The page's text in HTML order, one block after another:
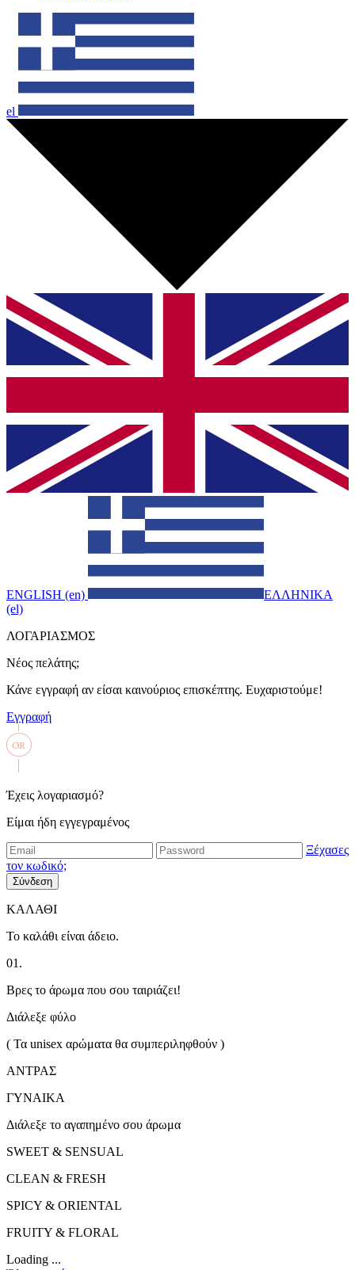
el
ENGLISH (en)
ΕΛΛΗΝΙΚΑ
(el)
ΛΟΓΑΡΙΑΣΜΟΣ
Νέος πελάτης;
Κάνε εγγραφή αν είσαι καινούριος επισκέπτης. Ευχαριστούμε!
Εγγραφή
Έχεις λογαριασμό?
Είμαι ήδη εγγεγραμένος
Ξέχασες
τον κωδικό;
Σύνδεση
ΚΑΛΑΘΙ
Το καλάθι είναι άδειο.
01.
Βρες το άρωμα που σου ταιριάζει!
Διάλεξε φύλο
( Τα unisex αρώματα θα συμπεριληφθούν )
ΑΝΤΡΑΣ
ΓΥΝΑΙΚΑ
Διάλεξε το αγαπημένο σου άρωμα
SWEET & SENSUAL
CLEAN & FRESH
SPICY & ORIENTAL
FRUITY & FLORAL
Loading ...